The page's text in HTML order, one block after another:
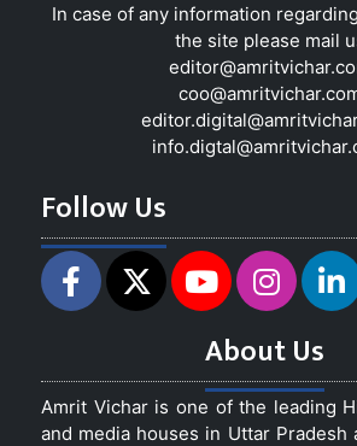
In case of any information
the site please mail
Follow Us
About Us
Amrit Vichar is one of the leading
and media houses in Uttar Pradesh